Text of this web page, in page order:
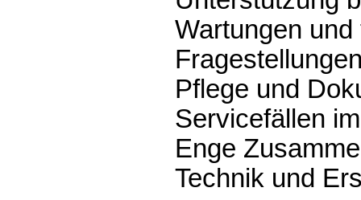
Wartungen
Pflege und
Servicefällen
Enge
Technik und